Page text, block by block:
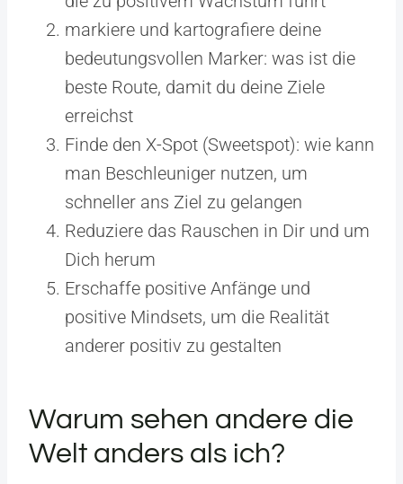
markiere und kartografiere deine
bedeutungsvollen Marker: was ist die
beste Route, damit du deine Ziele
erreichst
Finde den X-Spot (Sweetspot): wie kann
man Beschleuniger nutzen, um
schneller ans Ziel zu gelangen
Reduziere das Rauschen in Dir und um
Dich herum
Erschaffe positive Anfänge und
positive Mindsets, um die Realität
anderer positiv zu gestalten
Warum sehen andere die
Welt anders als ich?